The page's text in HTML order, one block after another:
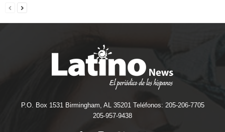
P.O. Box 1531 Birmingham, AL 35201 Teléfonos: 205-206-7705
205-957-9438